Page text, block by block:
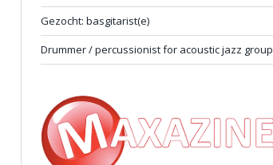
Gezocht: basgitarist(e)
Drummer / percussionist for acoustic jazz group